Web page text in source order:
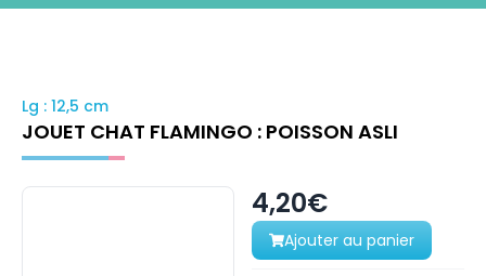
Lg : 12,5 cm
JOUET CHAT FLAMINGO : POISSON ASLI
4,20€
Ajouter au panier